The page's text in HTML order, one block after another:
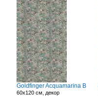
Goldfinger Acquamarina B
60x120 см, декор